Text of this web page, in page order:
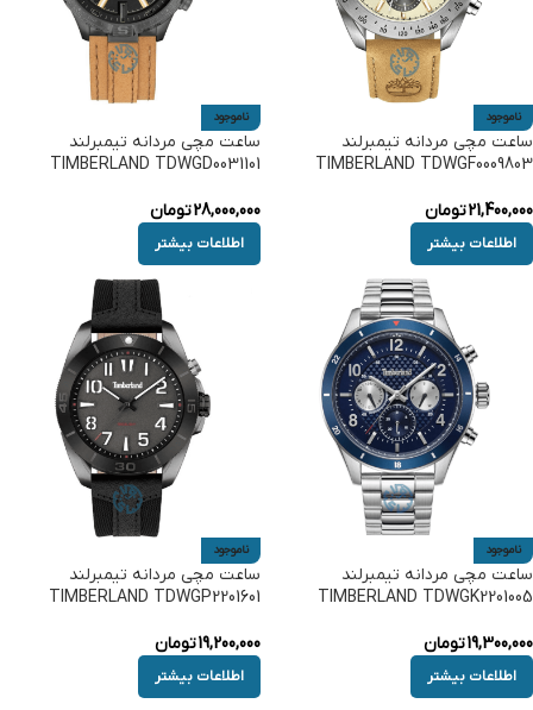
ناموجود
ساعت مچی مردانه تیمبرلند
TIMBERLAND TDWGF0009803
21,400,000تومان
اطلاعات بیشتر
ناموجود
ساعت مچی مردانه تیمبرلند
TIMBERLAND TDWGD0031101
28,000,000تومان
اطلاعات بیشتر
ناموجود
ساعت مچی مردانه تیمبرلند
TIMBERLAND TDWGK2201005
19,300,000تومان
اطلاعات بیشتر
ناموجود
ساعت مچی مردانه تیمبرلند
TIMBERLAND TDWGP2201601
19,200,000تومان
اطلاعات بیشتر